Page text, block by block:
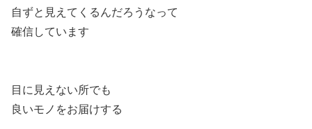
自ずと見えてくるんだろうなって
確信しています
目に見えない所でも
良いモノをお届けする